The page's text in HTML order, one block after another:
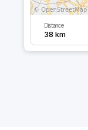
Distance
38 km